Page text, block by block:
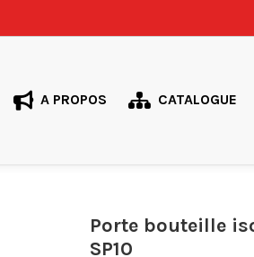
A PROPOS CATALOGUE
Porte bouteille
SP10